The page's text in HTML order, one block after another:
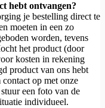
hebt ontvangen?
je bestelling direct te
moeten in een zo
worden, tevens
het product (door
kosten in rekening
product van ons hebt
op met onze
een foto van de
individueel.